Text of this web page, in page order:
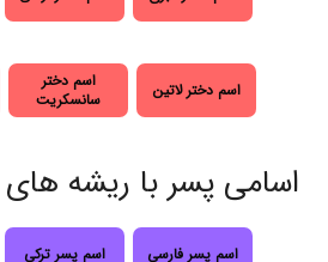
اسم دختر لاتین
اسم دختر
سانسکریت
اسامی پسر با ریشه های
اسم پسر فارسی اسم پسر ترکی